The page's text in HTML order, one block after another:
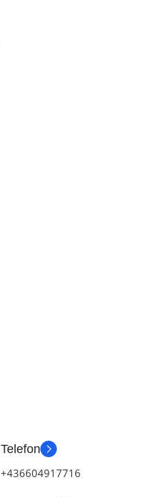
Telefon
+436604917716